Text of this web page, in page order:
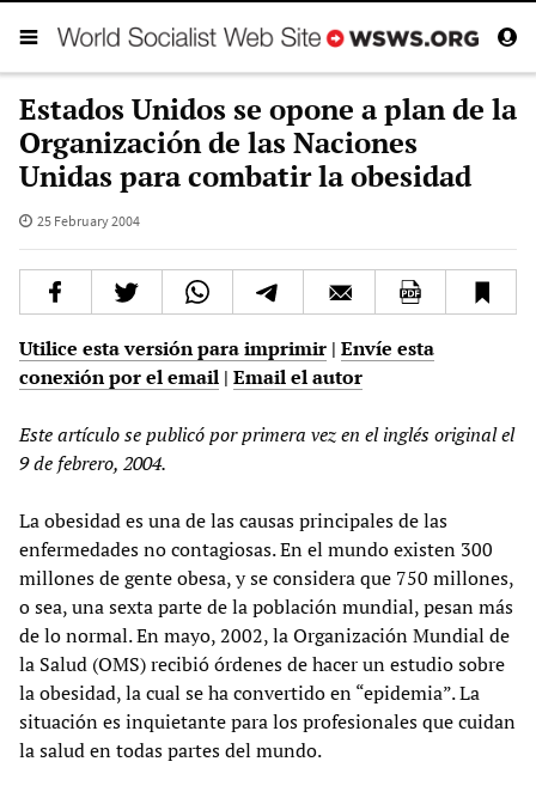
Estados Unidos se opone a plan de la
Organización de las Naciones
Unidas para combatir la obesidad
25 February 2004
Utilice esta versión para imprimir | Envíe esta
conexión por el email | Email el autor
Este artículo se publicó por primera vez en el inglés original el
9 de febrero, 2004.
La obesidad es una de las causas principales de las
enfermedades no contagiosas. En el mundo existen 300
millones de gente obesa, y se considera que 750 millones,
o sea, una sexta parte de la población mundial, pesan más
de lo normal. En mayo, 2002, la Organización Mundial de
la Salud (OMS) recibió órdenes de hacer un estudio sobre
la obesidad, la cual se ha convertido en “epidemia”. La
situación es inquietante para los profesionales que cuidan
la salud en todas partes del mundo.